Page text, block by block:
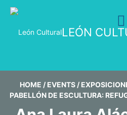
LEÓN
HOME / EVENTS /
PABELLÓN DE ESCULTURA: